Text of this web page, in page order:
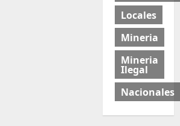
Locales
Mineria
Mineria
Ilegal
Nacionales